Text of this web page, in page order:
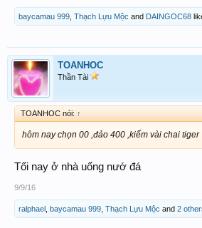
baycamau 999 Thạch Lựu Mộc and DAINGOC68
TOANHOC
Thần Tài
TOANHOC nói: ↑
hôm nay chọn 00 ,đảo 400 ,kiếm vài chai tiger
Tối nay ở nhà uống nướ đá
9/9/16
ralphael baycamau 999 Thạch Lựu Mộc and 2